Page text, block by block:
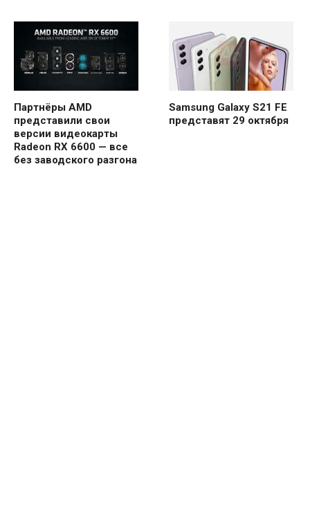
Партнёры AMD
представили свои
версии видеокарты
Radeon RX 6600 — все
без заводского разгона
Samsung Galaxy S21 FE
представят 29 октября